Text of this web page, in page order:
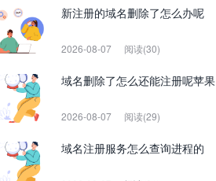
新注册的域名删除了怎么办呢
2026-08-07 阅读(30)
域名删除了怎么还能注册呢苹果
2026-08-07 阅读(29)
域名注册服务怎么查询进程的